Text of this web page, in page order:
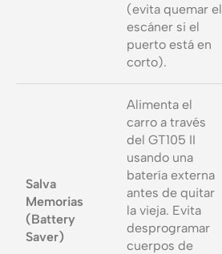
(evita quemar el
escáner si el
puerto está en
corto).
Salva
Memorias
(Battery
Saver)
Alimenta el
carro a través
del GT105 II
usando una
batería externa
antes de quitar
la vieja. Evita
desprogramar
cuerpos de